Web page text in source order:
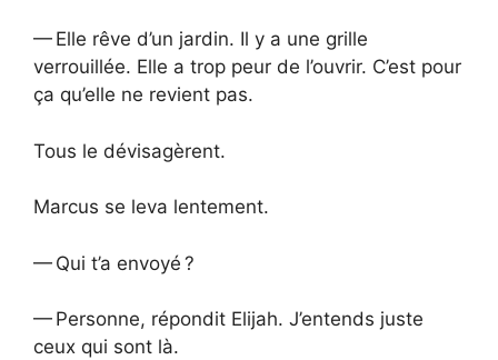
— Elle rêve d’un jardin. Il y a une grille
verrouillée. Elle a trop peur de l’ouvrir. C’est pour
ça qu’elle ne revient pas.
Tous le dévisagèrent.
Marcus se leva lentement.
— Qui t’a envoyé ?
— Personne, répondit Elijah. J’entends juste
ceux qui sont là.